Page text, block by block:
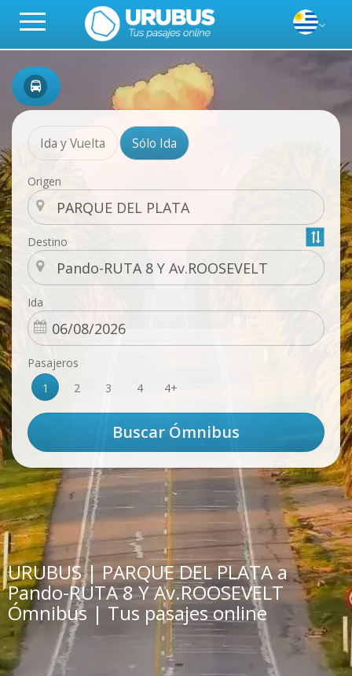
Ida y Vuelta Sólo Ida
Origen
Destino
Ida
Pasajeros
1
2 3 4 4+
URUBUS | PARQUE DEL PLATA a
Pando-RUTA 8 Y Av.ROOSEVELT
Ómnibus | Tus pasajes online